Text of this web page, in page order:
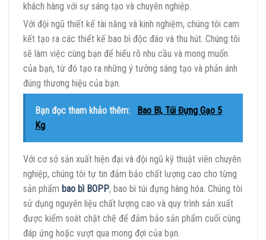
khách hàng với sự sáng tạo và chuyên nghiệp.
Với đội ngũ thiết kế tài năng và kinh nghiệm, chúng tôi cam
kết tạo ra các thiết kế bao bì độc đáo và thu hút. Chúng tôi
sẽ làm việc cùng bạn để hiểu rõ nhu cầu và mong muốn
của bạn, từ đó tạo ra những ý tưởng sáng tạo và phản ánh
đúng thương hiệu của bạn.
Bạn đọc tham khảo thêm:
Bao Bì, Túi Đựng Gạo 5
Kg
Với cơ sở sản xuất hiện đại và đội ngũ kỹ thuật viên chuyên
nghiệp, chúng tôi tự tin đảm bảo chất lượng cao cho từng
sản phẩm bao bì BOPP, bao bì túi đựng hàng hóa. Chúng tôi
sử dụng nguyên liệu chất lượng cao và quy trình sản xuất
được kiểm soát chặt chẽ để đảm bảo sản phẩm cuối cùng
đáp ứng hoặc vượt qua mong đợi của bạn.